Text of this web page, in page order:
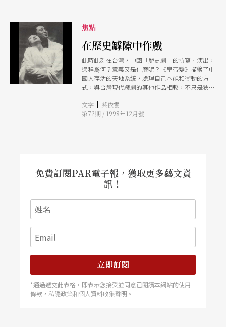
焦點
在歷史罅隙中作戲
此時此刻在台灣，中國「歷史劇」的撰寫、演出，
過程爲何？意義又是什麼呢？《皇帝變》描繪了中
國人存活的天地系統，處理自己本能和衝動的方
式，與台灣現代戲劇的其他作品相較，不只是狹隘
文字 | 蔡依雲
第72期 / 1998年12月號
免費訂閱PAR電子報，獲取更多藝文資
訊！
立即訂閱
*通過遞交此表格，即表示您接受並同意已閱讀本網站的使用
條款，私隱政策和個人資料收集聲明。